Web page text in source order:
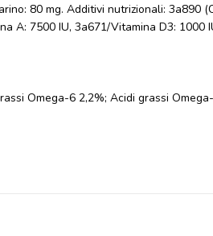
80 mg. Additivi nutrizionali: 3a890
A: 7500 IU, 3a671/Vitamina D3: 1000
Omega-6 2,2%; Acidi grassi